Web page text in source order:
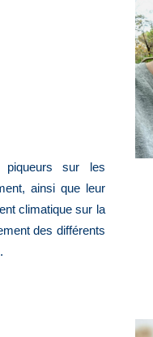
piqueurs sur les
ainsi que leur
climatique sur la
des différents